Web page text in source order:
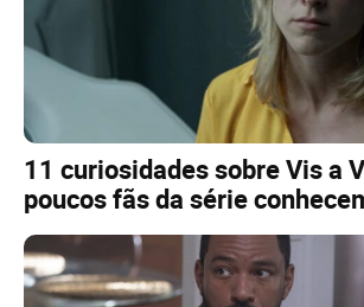
11 curiosidades sobre Vis a
poucos fãs da série